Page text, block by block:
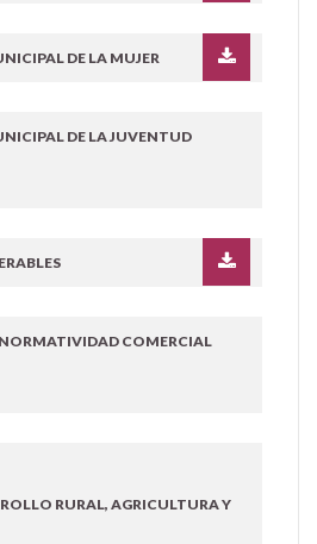
DE LA MUJER
DE LA JUVENTUD
COMERCIAL
RURAL, AGRICULTURA Y